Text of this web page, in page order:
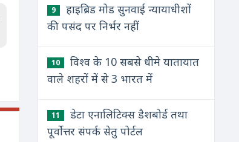
9
हाइब्रिड मोड सुनवाई न्यायाधीशों
की पसंद पर निर्भर नहीं
10
विश्व के 10 सबसे धीमे यातायात
वाले शहरों में से 3 भारत में
11
डेटा एनालिटिक्स डैशबोर्ड तथा
पूर्वोत्तर संपर्क सेतु पोर्टल